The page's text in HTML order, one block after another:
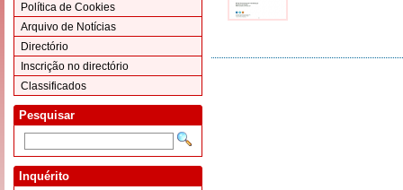
Política de Cookies
Arquivo de Notícias
Directório
Inscrição no directório
Classificados
Pesquisar
Inquérito